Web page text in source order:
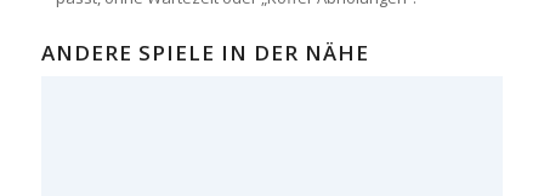
ANDERE SPIELE IN DER NÄHE